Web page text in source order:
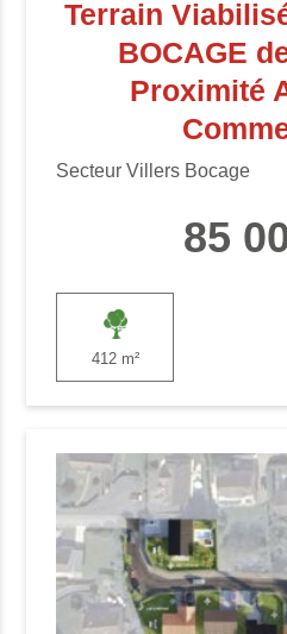
Terrain
BOCAGE
Proximité
Secteur Villers Bocage
85
412 m²